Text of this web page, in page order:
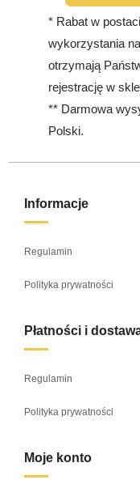
* Rabat w
wykorzystania
otrzymają
rejestrację w
** Darmowa
Polski.
Informacje
Regulamin
Polityka prywatności
Płatności i
Regulamin
Polityka prywatności
Moje konto